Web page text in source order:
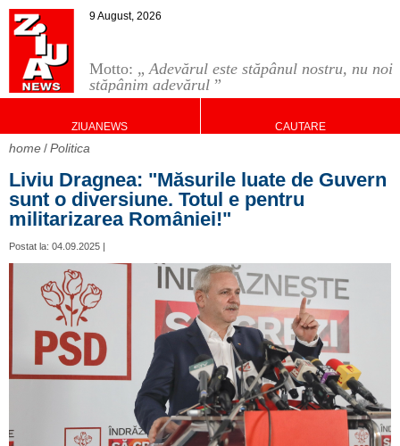
Motto: „Adevărul este stăpânul nostru, nu noi
stăpânim adevărul ”
9 August, 2026
ZIUANEWS CAUTARE
home Politica
Liviu Dragnea: "Măsurile luate de Guvern
sunt o diversiune. Totul e pentru
militarizarea României!"
Postat la: 04.09.2025 |